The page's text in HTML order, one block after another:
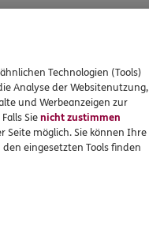
Technologien (Tools)
Analyse der Websitenutzung,
und Werbeanzeigen zur
Sienicht zustimmen
Seite möglich. Sie können Ihre
eingesetzten Tools finden